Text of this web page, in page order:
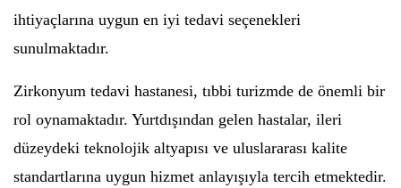
ihtiyaçlarına uygun en iyi tedavi seçenekleri
sunulmaktadır.
Zirkonyum tedavi hastanesi, tıbbi turizmde de önemli bir
rol oynamaktadır. Yurtdışından gelen hastalar, ileri
düzeydeki teknolojik altyapısı ve uluslararası kalite
standartlarına uygun hizmet anlayışıyla tercih etmektedir.